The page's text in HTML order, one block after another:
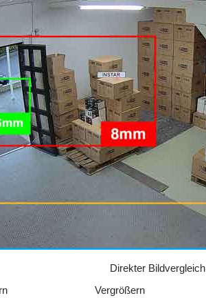
Direkter Bildvergleich
Vergrößern